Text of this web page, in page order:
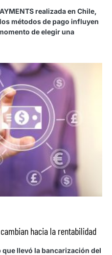
realizada en Chile,
métodos de pago influyen
de elegir una
hacia la rentabilidad
llevó la bancarización del